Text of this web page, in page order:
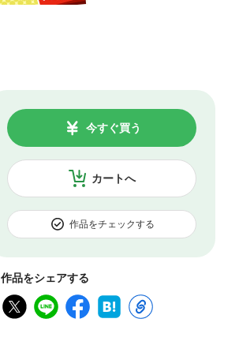
カートへ
今すぐ買う
作品をチェックする
作品をシェアする